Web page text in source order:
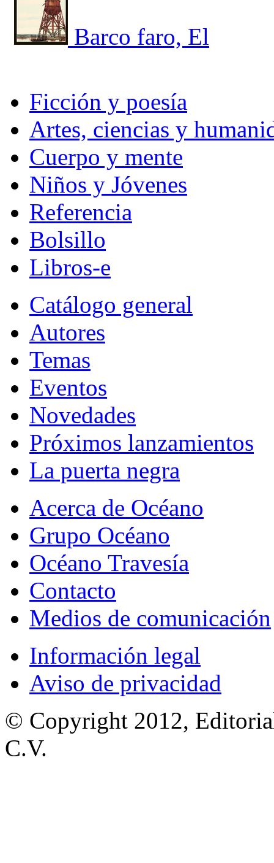
Barco faro, El
Ficción y poesía
Artes, ciencias y
Cuerpo y mente
Niños y Jóvenes
Referencia
Bolsillo
Libros-e
Catálogo general
Autores
Temas
Eventos
Novedades
Próximos lanzamientos
La puerta negra
Acerca de Océano
Grupo Océano
Océano Travesía
Contacto
Medios de comunicación
Información legal
Aviso de privacidad
© Copyright 2012,
C.V.